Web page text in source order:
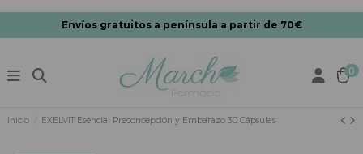
Envíos gratuitos a península a partir de 70€
0
Inicio EXELVIT Esencial Preconcepción y Embarazo 30 Cápsulas